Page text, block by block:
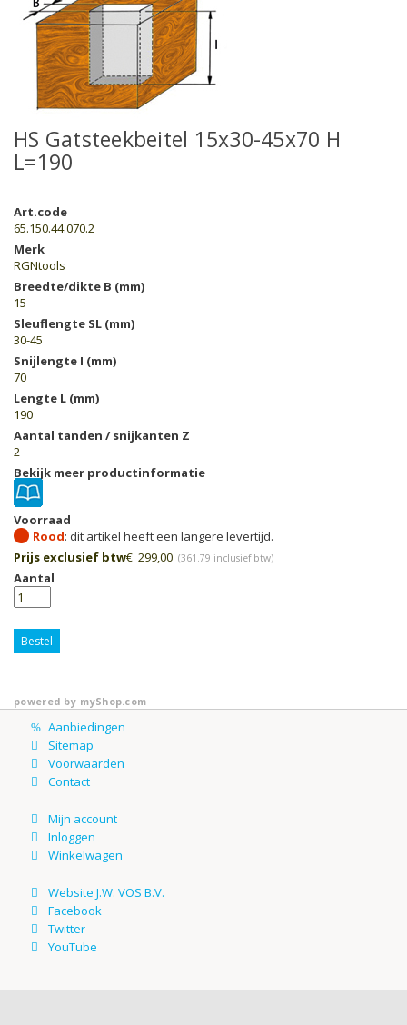
HS Gatsteekbeitel 15x30-45x70 H
L=190
Art.code
65.150.44.070.2
Merk
RGNtools
Breedte/dikte B (mm)
15
Sleuflengte SL (mm)
30-45
Snijlengte I (mm)
70
Lengte L (mm)
190
Aantal tanden / snijkanten Z
2
Bekijk meer productinformatie
Voorraad
Rood
Prijs exclusief btw€ 299,00 (361.79 inclusief btw)
Aantal
Bestel
powered by myShop.com